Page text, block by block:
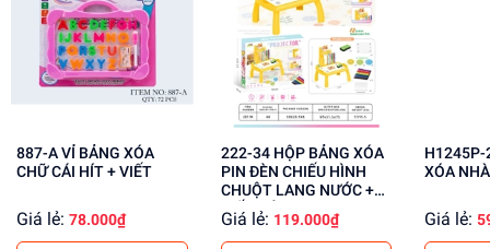
Tăng cường khả năng tập trung, kiên nhẫn
Mua ngay tạidochoitinphat.com, chúng tôi cung cấp giá sỉ
cho khách buôn. Liên hệ ngay để biết thêm thông tin!
887-A VỈ BẢNG XÓA
CHỮ CÁI HÍT + VIẾT
Giá lẻ: 78.000₫
222-34 HỘP BẢNG XÓA
PIN ĐÈN CHIẾU HÌNH
CHUỘT LANG NƯỚC +
VIẾT MÀU
Giá lẻ: 119.000₫
H1245P-2 TÚI
XÓA NHÀ
Giá lẻ: